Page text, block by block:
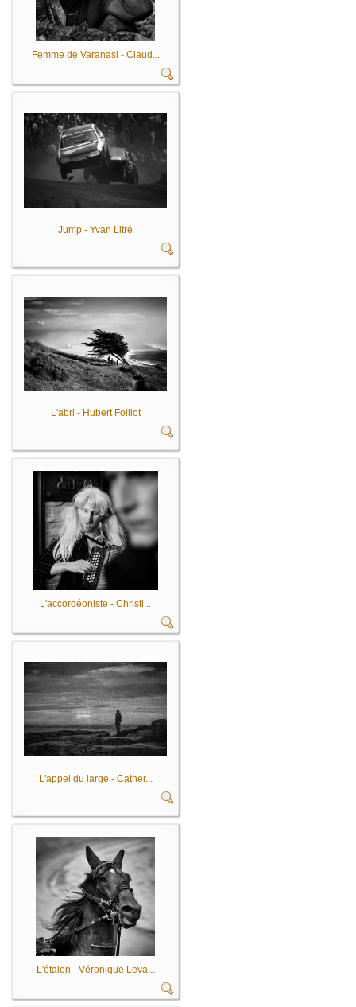
Femme de Varanasi - Claud...
Jump - Yvan Litré
L'abri - Hubert Folliot
L'accordéoniste - Christi...
L'appel du large - Cather...
L'étalon - Véronique Leva...